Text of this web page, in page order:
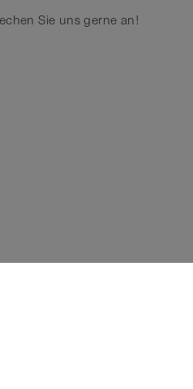
Sie uns gerne an!